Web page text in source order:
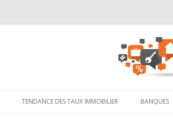
TENDANCE DES TAUX IMMOBILIER BANQUES